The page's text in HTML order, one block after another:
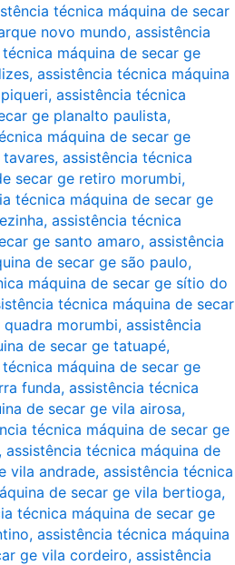
técnica máquina de secar
novo mundo, assistência
máquina de secar ge
, assistência técnica máquina
, assistência técnica
ge planalto paulista,
máquina de secar ge
, assistência técnica
secar ge retiro morumbi,
técnica máquina de secar ge
, assistência técnica
ge santo amaro, assistência
de secar ge são paulo,
máquina de secar ge sítio do
técnica máquina de secar
morumbi, assistência
de secar ge tatuapé,
máquina de secar ge
funda, assistência técnica
de secar ge vila airosa,
técnica máquina de secar ge
, assistência técnica máquina de
vila andrade, assistência técnica
de secar ge vila bertioga,
técnica máquina de secar ge
, assistência técnica máquina
ge vila cordeiro, assistência